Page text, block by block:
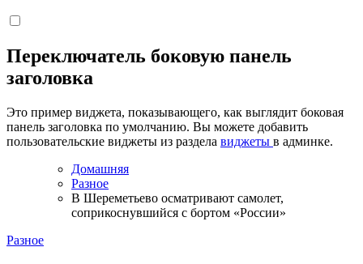
Переключатель боковую панель
заголовка
Это пример виджета, показывающего, как выглядит боковая
панель заголовка по умолчанию. Вы можете добавить
пользовательские виджеты из раздела виджеты в админке.
Домашняя
Разное
В Шереметьево осматривают самолет,
соприкоснувшийся с бортом «России»
Разное